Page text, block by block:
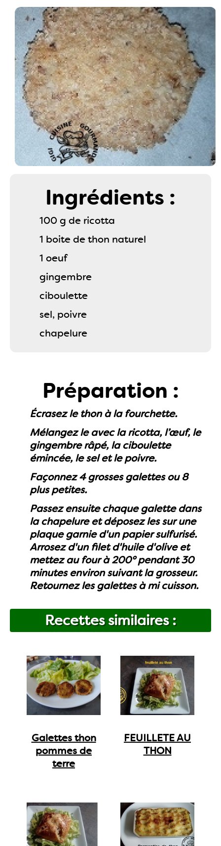
Ingrédients :
100 g de ricotta
1 boite de thon naturel
1 oeuf
gingembre
ciboulette
sel, poivre
chapelure
Préparation :
Écrasez le thon à la fourchette.
Mélangez le avec la ricotta, l’œuf, le
gingembre râpé, la ciboulette
émincée, le sel et le poivre.
Façonnez 4 grosses galettes ou 8
plus petites.
Passez ensuite chaque galette dans
la chapelure et déposez les sur une
plaque garnie d'un papier sulfurisé.
Arrosez d'un filet d'huile d'olive et
mettez au four à 200° pendant 30
minutes environ suivant la grosseur.
Retournez les galettes à mi cuisson.
Recettes similaires :
Galettes thon
pommes de
terre
FEUILLETE AU
THON